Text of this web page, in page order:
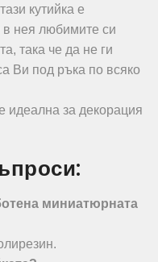
кутийка е
в нея любимите си
така че да не ги
Ви под ръка по всяко
идеална за декорация
миниатюрната